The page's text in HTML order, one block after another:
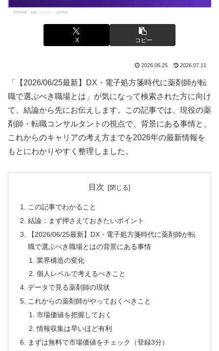
X コピー
2026.06.25 2026.07.11
「【2026/06/25最新】DX・電子処方箋時代に薬剤師が転
職で選ぶべき職場とは」が気になって検索された方に向け
て、結論から先にお伝えします。この記事では、現役の薬
剤師・転職コンサルタントの視点で、背景にある事情と、
これからのキャリアの考え方までを2026年の最新情報を
もとにわかりやすく整理しました。
目次
この記事でわかること
結論：まず押さえておきたいポイント
【2026/06/25最新】DX・電子処方箋時代に薬剤師が転
職で選ぶべき職場とはの背景にある事情
業界構造の変化
個人レベルで考えるべきこと
データで見る薬剤師の現状
これからの薬剤師がやっておくべきこと
市場価値を把握しておく
情報収集は早いほど有利
まずは無料で市場価値をチェック（登録3分）